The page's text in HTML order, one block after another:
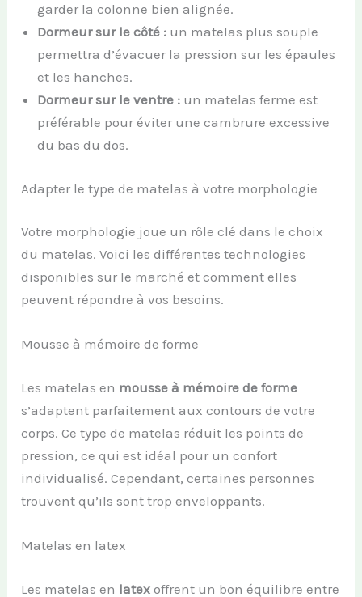
garder la colonne bien alignée.
Dormeur sur le côté : un matelas plus souple
permettra d’évacuer la pression sur les épaules
et les hanches.
Dormeur sur le ventre : un matelas ferme est
préférable pour éviter une cambrure excessive
du bas du dos.
Adapter le type de matelas à votre morphologie
Votre morphologie joue un rôle clé dans le choix
du matelas. Voici les différentes technologies
disponibles sur le marché et comment elles
peuvent répondre à vos besoins.
Mousse à mémoire de forme
Les matelas en mousse à mémoire de forme
s’adaptent parfaitement aux contours de votre
corps. Ce type de matelas réduit les points de
pression, ce qui est idéal pour un confort
individualisé. Cependant, certaines personnes
trouvent qu’ils sont trop enveloppants.
Matelas en latex
Les matelas en latex offrent un bon équilibre entre